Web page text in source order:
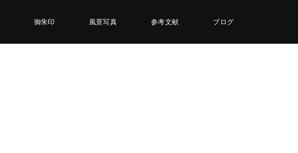
御朱印 風景写真 参考文献 ブログ